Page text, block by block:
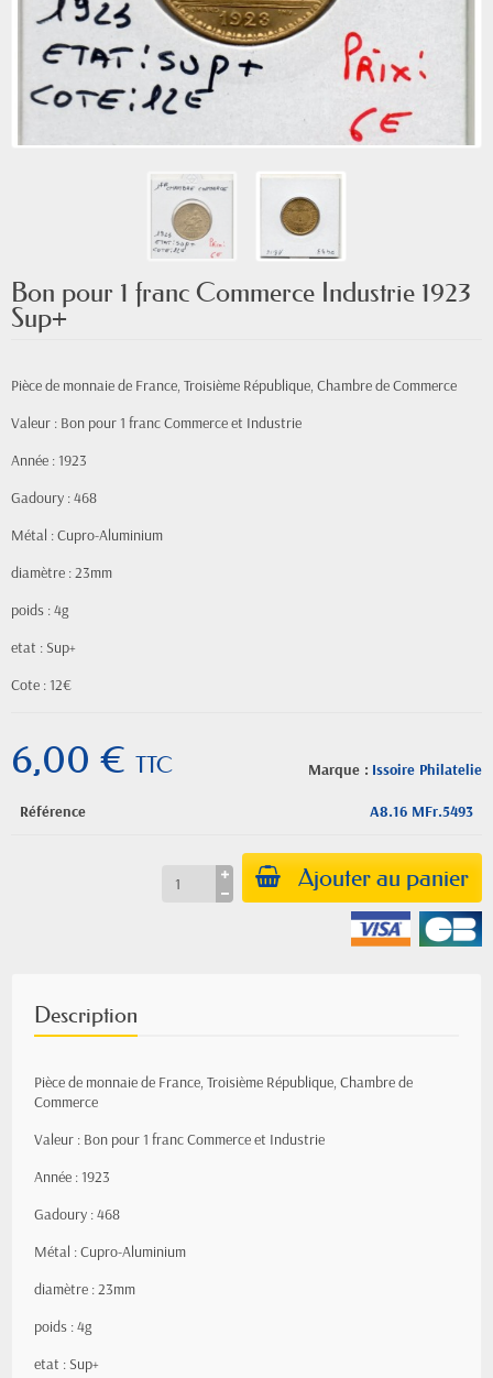
Bon pour 1 franc Commerce Industrie 1923
Sup+
Pièce de monnaie de France, Troisième République, Chambre de Commerce
Valeur : Bon pour 1 franc Commerce et Industrie
Année : 1923
Gadoury : 468
Métal : Cupro-Aluminium
diamètre : 23mm
poids : 4g
etat : Sup+
Cote : 12€
Marque : Issoire Philatelie
6,00 € TTC
Référence A8.16 MFr.5493
Ajouter au panier
Description
Pièce de monnaie de France, Troisième République, Chambre de
Commerce
Valeur : Bon pour 1 franc Commerce et Industrie
Année : 1923
Gadoury : 468
Métal : Cupro-Aluminium
diamètre : 23mm
poids : 4g
etat : Sup+